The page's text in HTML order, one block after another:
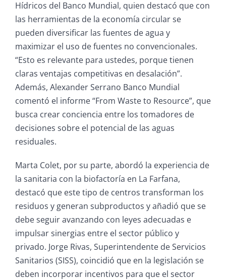
Hídricos del Banco Mundial, quien destacó que con
las herramientas de la economía circular se
pueden diversificar las fuentes de agua y
maximizar el uso de fuentes no convencionales.
“Esto es relevante para ustedes, porque tienen
claras ventajas competitivas en desalación”.
Además, Alexander Serrano Banco Mundial
comentó el informe “From Waste to Resource”, que
busca crear conciencia entre los tomadores de
decisiones sobre el potencial de las aguas
residuales.
Marta Colet, por su parte, abordó la experiencia de
la sanitaria con la biofactoría en La Farfana,
destacó que este tipo de centros transforman los
residuos y generan subproductos y añadió que se
debe seguir avanzando con leyes adecuadas e
impulsar sinergias entre el sector público y
privado. Jorge Rivas, Superintendente de Servicios
Sanitarios (SISS), coincidió que en la legislación se
deben incorporar incentivos para que el sector